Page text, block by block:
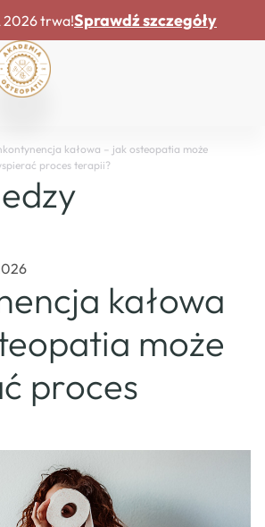
2026 trwa!Sprawdź szczegóły
kałowa – jak osteopatia może
proces terapii?
kałowa
może
proces